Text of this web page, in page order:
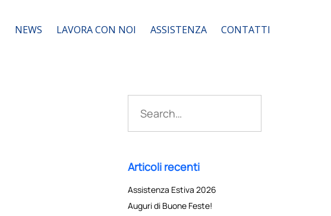
NEWS LAVORA CON NOI ASSISTENZA CONTATTI
for:
Articoli recenti
Assistenza Estiva 2026
Auguri di Buone Feste!